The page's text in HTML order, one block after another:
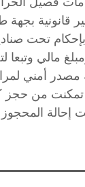
بجهة
تحت
مالي وتبعا
مصدر أمني
من حجز
المحجوز